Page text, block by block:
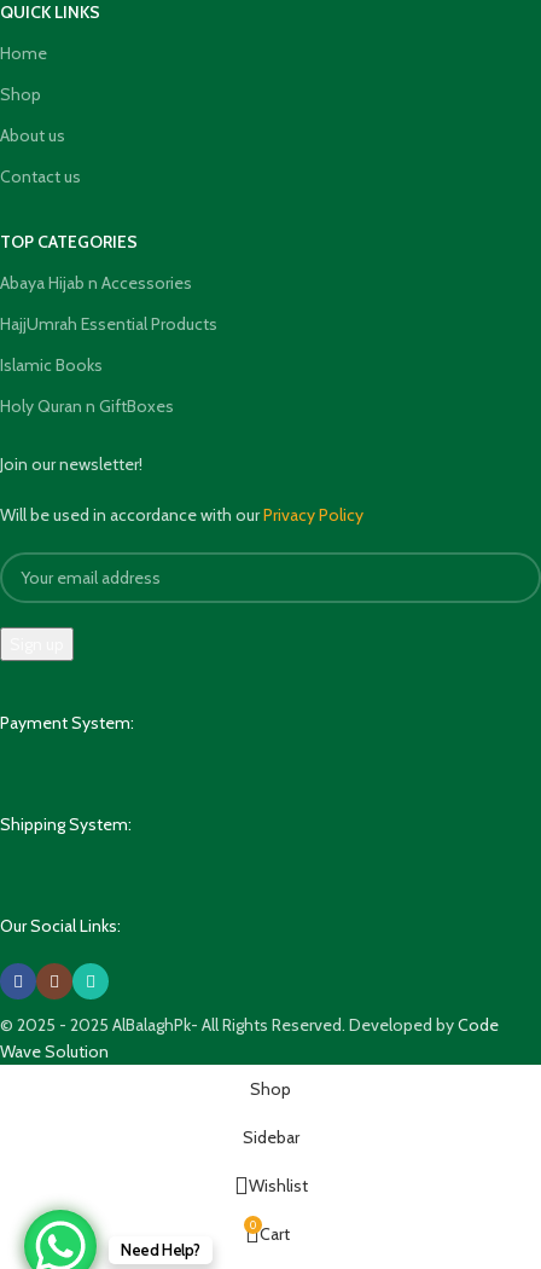
QUICK LINKS
Home
Shop
About us
Contact us
TOP CATEGORIES
Abaya Hijab n Accessories
HajjUmrah Essential Products
Islamic Books
Holy Quran n GiftBoxes
Join our newsletter!
Will be used in accordance with ourPrivacy Policy
Payment System:
Shipping System:
Our Social Links:
© 2025 - 2025 AlBalaghPk- All Rights Reserved. Developed byCode
Wave Solution
Need Help?
Shop
Sidebar
Wishlist
0 Cart